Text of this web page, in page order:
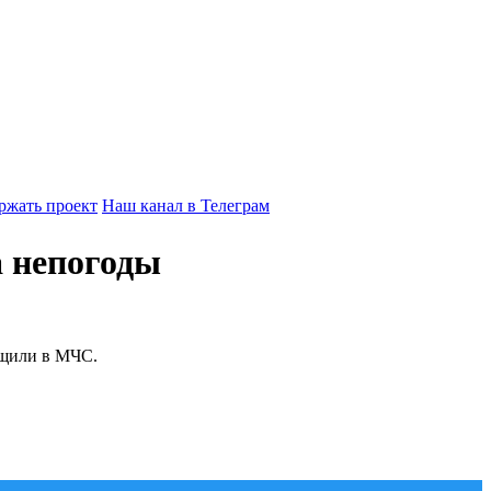
проект Наш канал в Телеграм
непогоды
в МЧС.